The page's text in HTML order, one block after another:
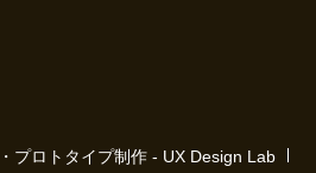
プロトタイプ制作 - UX Design Lab